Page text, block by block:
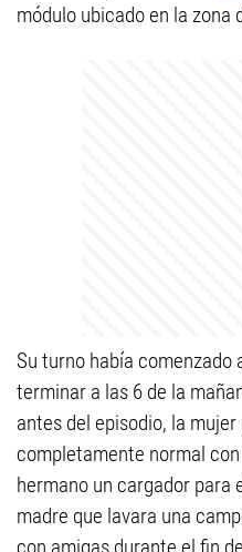
módulo ubicado en la zona
Su turno había comenzado
terminar a las 6 de la
antes del episodio, la
completamente normal
hermano un cargador para
madre que lavara una